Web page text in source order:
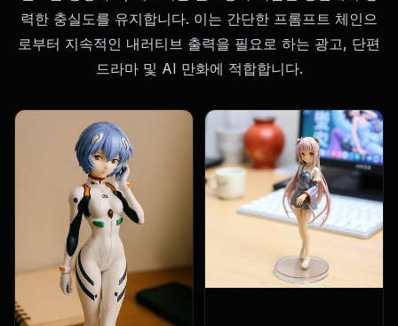
력한 충실도를 유지합니다. 이는 간단한 프롬프트 체인으
로부터 지속적인 내러티브 출력을 필요로 하는 광고, 단편
드라마 및 AI 만화에 적합합니다.